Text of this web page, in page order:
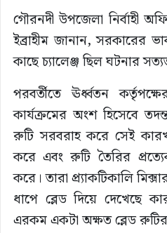
গৌরনদী উপজেলা নির্বাহী
ইব্রাহীম জানান, সরকারের
কাছে চ্যালেঞ্জ ছিল ঘটনার
পরবর্তীতে ঊর্ধ্বতন
কার্যক্রমের অংশ হিসেবে
রুটি সরবরাহ করে সেই
করে এবং রুটি তৈরির
করে। তারা প্র্যাকটিকালি
ধাপে ব্লেড দিয়ে দেখেছে
এরকম একটা অক্ষত ব্লেড